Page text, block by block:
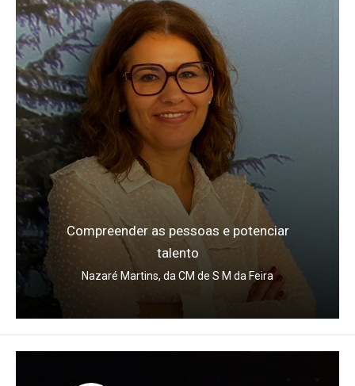
Compreender as pessoas e potenciar
talento
Nazaré Martins, da CM de S M da Feira